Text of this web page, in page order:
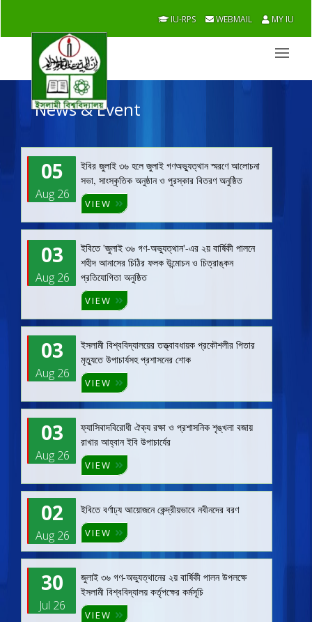
IU-RPS WEBMAIL MY IU
News & Event
05
Aug 26
ইবির জুলাই ৩৬ হলে জুলাই গণঅভ্যুত্থান স্মরণে আলোচনা
সভা, সাংস্কৃতিক অনুষ্ঠান ও পুরস্কার বিতরণ অনুষ্ঠিত
VIEW
03
Aug 26
ইবিতে 'জুলাই ৩৬ গণ-অভ্যুত্থান'-এর ২য় বার্ষিকী পালনে
শহীদ আনাসের চিঠির ফলক উন্মোচন ও চিত্রাঙ্কন
প্রতিযোগিতা অনুষ্ঠিত
VIEW
03
Aug 26
ইসলামী বিশ্ববিদ্যালয়ের তত্ত্বাবধায়ক প্রকৌশলীর পিতার
মৃত্যুতে উপাচার্যসহ প্রশাসনের শোক
VIEW
03
Aug 26
ফ্যাসিবাদবিরোধী ঐক্য রক্ষা ও প্রশাসনিক শৃঙ্খলা বজায়
রাখার আহ্বান ইবি উপাচার্যের
VIEW
02
Aug 26
ইবিতে বর্ণাঢ্য আয়োজনে কেন্দ্রীয়ভাবে নবীনদের বরণ
VIEW
30
Jul 26
জুলাই ৩৬ গণ-অভ্যুত্থানের ২য় বার্ষিকী পালন উপলক্ষে
ইসলামী বিশ্ববিদ্যালয় কর্তৃপক্ষের কর্মসূচি
VIEW